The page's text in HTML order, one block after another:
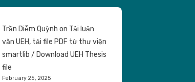
Trần Diễm Quỳnh on Tải luận
văn UEH, tải file PDF từ thư viện
smartlib / Download UEH Thesis
file
February 25, 2025